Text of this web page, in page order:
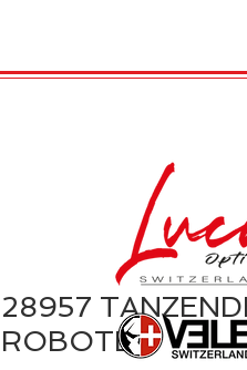
28957
ROBOTER